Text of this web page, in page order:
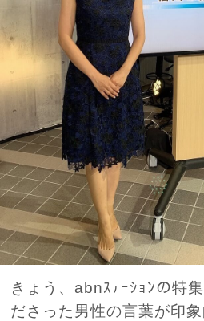
きょう、abnｽﾃｰｼｮﾝの特
ださった男性の言葉が印